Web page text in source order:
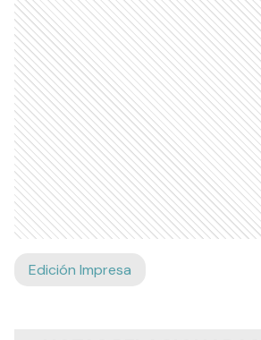
Edición Impresa